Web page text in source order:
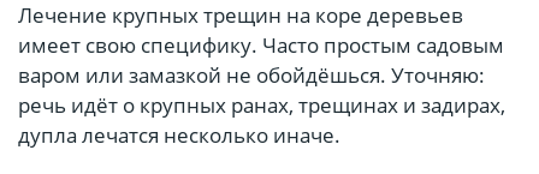
Лечение крупных трещин на коре деревьев
имеет свою специфику. Часто простым садовым
варом или замазкой не обойдёшься. Уточняю:
речь идёт о крупных ранах, трещинах и задирах,
дупла лечатся несколько иначе.